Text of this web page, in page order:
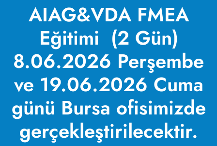
AIAG&VDA FMEA
Eğitimi (2 Gün)
8.06.2026 Perşembe
ve 19.06.2026 Cuma
günü Bursa ofisimizde
gerçekleştirilecektir.